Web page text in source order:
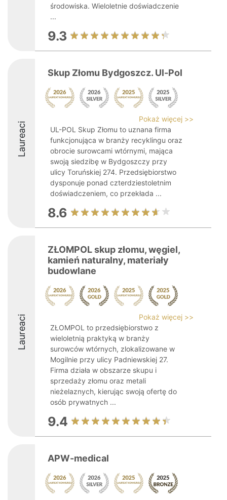
środowiska. Wieloletnie doświadczenie
...
9.3
Laureaci
Skup Złomu Bydgoszcz. Ul-Pol
Pokaż więcej >>
UL-POL Skup Złomu to uznana firma
funkcjonująca w branży recyklingu oraz
obrocie surowcami wtórnymi, mająca
swoją siedzibę w Bydgoszczy przy
ulicy Toruńskiej 274. Przedsiębiorstwo
dysponuje ponad czterdziestoletnim
doświadczeniem, co przekłada ...
8.6
Laureaci
ZŁOMPOL skup złomu, węgiel,
kamień naturalny, materiały
budowlane
Pokaż więcej >>
ZŁOMPOL to przedsiębiorstwo z
wieloletnią praktyką w branży
surowców wtórnych, zlokalizowane w
Mogilnie przy ulicy Padniewskiej 27.
Firma działa w obszarze skupu i
sprzedaży złomu oraz metali
nieżelaznych, kierując swoją ofertę do
osób prywatnych ...
9.4
APW-medical